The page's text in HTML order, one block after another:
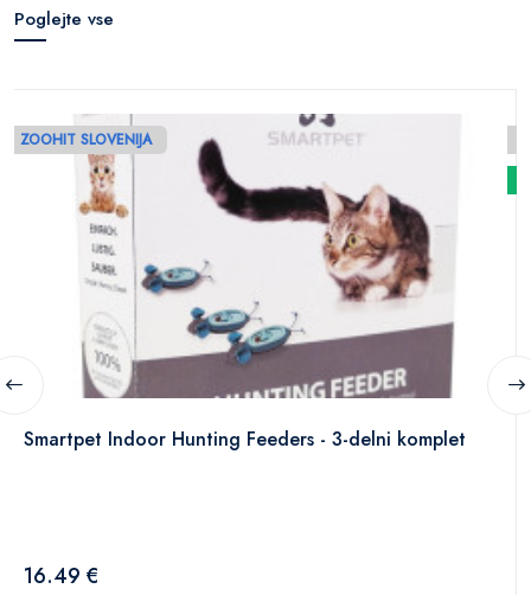
Poglejte vse
ZOOHIT SLOVENIJA
Smartpet Indoor Hunting Feeders - 3-delni komplet
16.49 €